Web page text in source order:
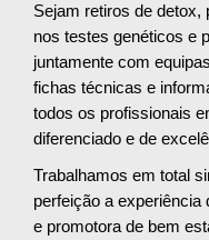
Sejam retiros de detox,
nos testes genéticos e
juntamente com
fichas técnicas e
todos os profissionais
diferenciado e de
Trabalhamos em total
perfeição a
e promotora de bem